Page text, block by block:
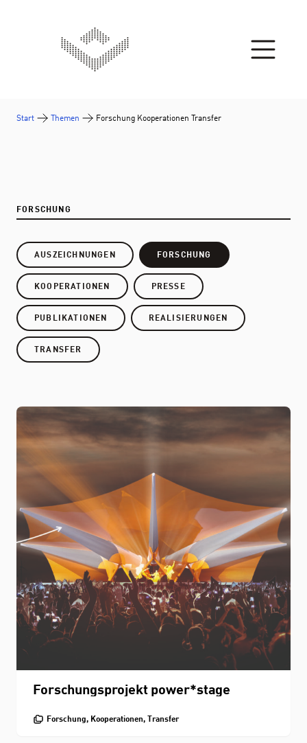
Start Themen Forschung Kooperationen Transfer
FORSCHUNG
AUSZEICHNUNGEN FORSCHUNG
KOOPERATIONEN PRESSE
PUBLIKATIONEN REALISIERUNGEN
TRANSFER
Forschungsprojekt power*stage
Forschung, Kooperationen, Transfer